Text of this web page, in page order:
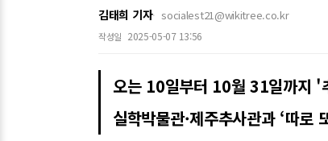
김태희 기자 socialest21@wikitree.co.kr
작성일 2025-05-07 13:56
오는 10일부터 10월 31일까지 '
실학박물관·제주추사관과 ‘따로